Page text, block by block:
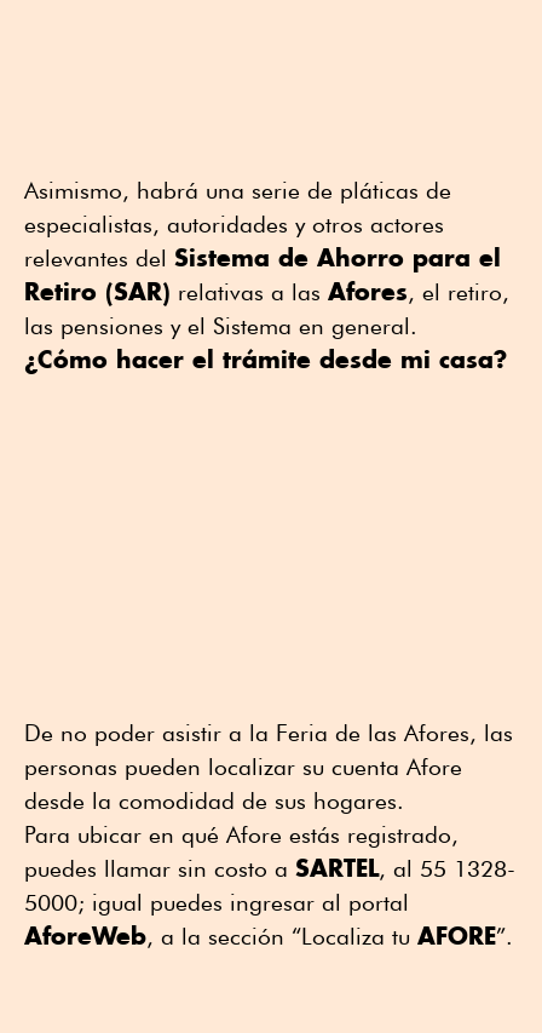
Asimismo, habrá una serie de pláticas de
especialistas, autoridades y otros actores
relevantes del Sistema de Ahorro para el
Retiro (SAR) relativas a las Afores, el retiro,
las pensiones y el Sistema en general.
¿Cómo hacer el trámite desde mi casa?
De no poder asistir a la Feria de las Afores, las
personas pueden localizar su cuenta Afore
desde la comodidad de sus hogares.
Para ubicar en qué Afore estás registrado,
puedes llamar sin costo a SARTEL, al 55 1328-
5000; igual puedes ingresar al portal
AforeWeb, a la sección “Localiza tu AFORE”.